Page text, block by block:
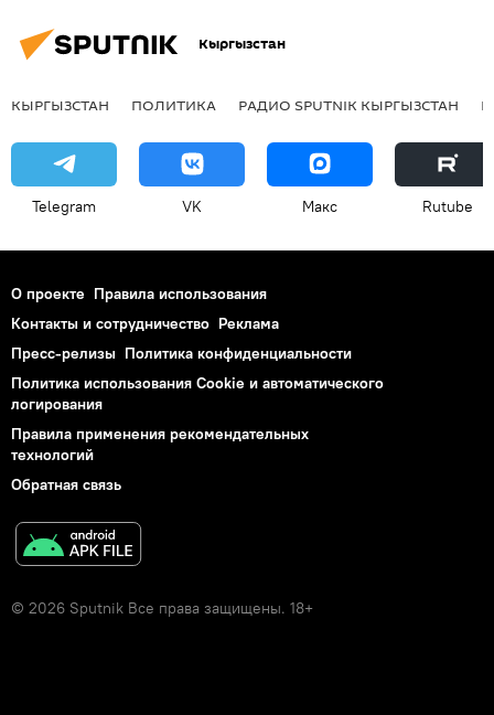
Кыргызстан
КЫРГЫЗСТАН ПОЛИТИКА РАДИО SPUTNIK КЫРГЫЗСТАН
Telegram VK Макс Rutube
О проекте Правила использования
Контакты и сотрудничество Реклама
Пресс-релизы Политика конфиденциальности
Политика использования Cookie и автоматического
логирования
Правила применения рекомендательных
технологий
Обратная связь
© 2026 Sputnik Все права защищены. 18+